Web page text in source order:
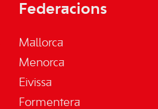
Federacions
Mallorca
Menorca
Eivissa
Formentera